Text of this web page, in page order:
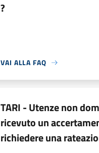
?
VAI ALLA FAQ
TARI - Utenze non
ricevuto un
richiedere una